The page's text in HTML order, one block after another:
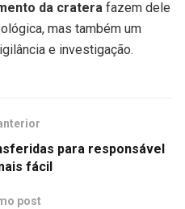
da cratera fazem dele
mas também um
e investigação.
para responsável
fácil
post